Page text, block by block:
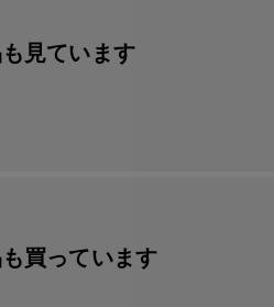
見ています
買っています